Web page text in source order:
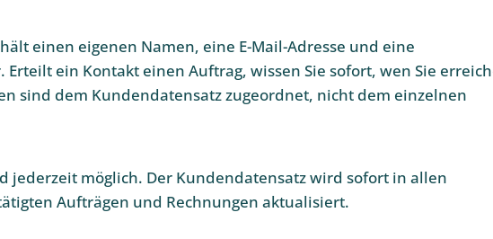
einen eigenen Namen, eine E-Mail-Adresse und eine
Erteilt ein Kontakt einen Auftrag, wissen Sie sofort, wen Sie
sind dem Kundendatensatz zugeordnet, nicht dem einzelnen
jederzeit möglich. Der Kundendatensatz wird sofort in allen
Aufträgen und Rechnungen aktualisiert.